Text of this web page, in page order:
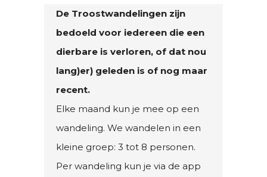
De Troostwandelingen zijn
bedoeld voor iedereen die een
dierbare is verloren, of dat nou
lang)er) geleden is of nog maar
recent.
Elke maand kun je mee op een
wandeling. We wandelen in een
kleine groep: 3 tot 8 personen.
Per wandeling kun je via de app